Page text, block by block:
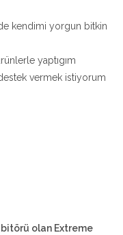
kendimi yorgun bitkin
yaptıgım
vermek istiyorum
olan Extreme